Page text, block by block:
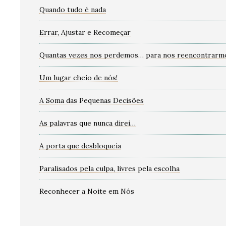
Quando tudo é nada
Errar, Ajustar e Recomeçar
Quantas vezes nos perdemos… para nos
Um lugar cheio de nós!
A Soma das Pequenas Decisões
As palavras que nunca direi…
A porta que desbloqueia
Paralisados pela culpa, livres pela escolha
Reconhecer a Noite em Nós